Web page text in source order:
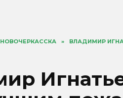
»
ВЛАДИМИР